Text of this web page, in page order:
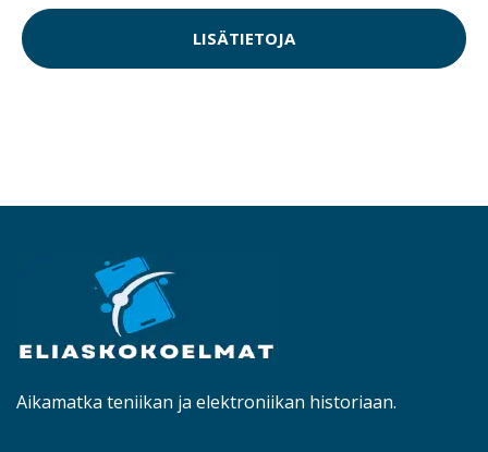
LISÄTIETOJA
Aikamatka teniikan ja elektroniikan historiaan.